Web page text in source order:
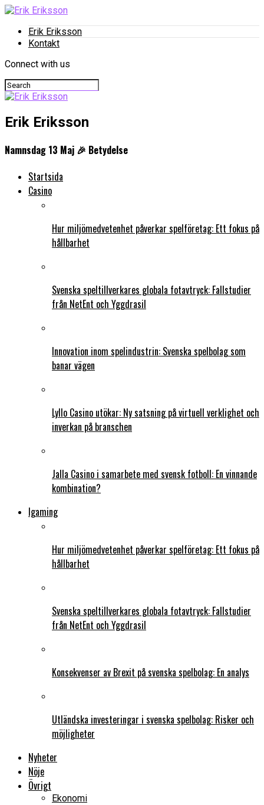
Erik Eriksson
Kontakt
Connect with us
Erik Eriksson
Namnsdag 13 Maj 🎉 Betydelse
Startsida
Casino
Hur miljömedvetenhet påverkar spelföretag: Ett fokus på
hållbarhet
Svenska speltillverkares globala fotavtryck: Fallstudier
från NetEnt och Yggdrasil
Innovation inom spelindustrin: Svenska spelbolag som
banar vägen
Lyllo Casino utökar: Ny satsning på virtuell verklighet och
inverkan på branschen
Jalla Casino i samarbete med svensk fotboll: En vinnande
kombination?
Igaming
Hur miljömedvetenhet påverkar spelföretag: Ett fokus på
hållbarhet
Svenska speltillverkares globala fotavtryck: Fallstudier
från NetEnt och Yggdrasil
Konsekvenser av Brexit på svenska spelbolag: En analys
Utländska investeringar i svenska spelbolag: Risker och
möjligheter
Nyheter
Nöje
Övrigt
Ekonomi